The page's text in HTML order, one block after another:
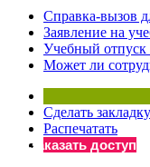
Справка-вызов
Заявление на
Учебный отпуск
Может ли
Сделать закладку
Распечатать
Заказать доступ